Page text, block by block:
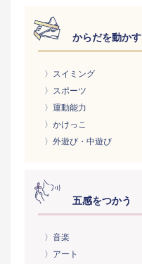
からだを動かす
〉スイミング
〉スポーツ
〉運動能力
〉かけっこ
〉外遊び・中遊び
五感をつかう
〉音楽
〉アート